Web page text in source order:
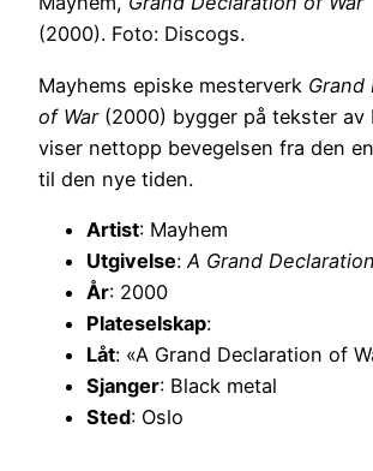
(2000). Foto: Discogs.
Mayhems episke mesterverk Grand
of War(2000) bygger på tekster av
viser nettopp bevegelsen fra den
til den nye tiden.
Artist: Mayhem
Utgivelse:A Grand
År: 2000
Plateselskap:
Låt: «A Grand Declaration of
Sjanger: Black metal
Sted: Oslo